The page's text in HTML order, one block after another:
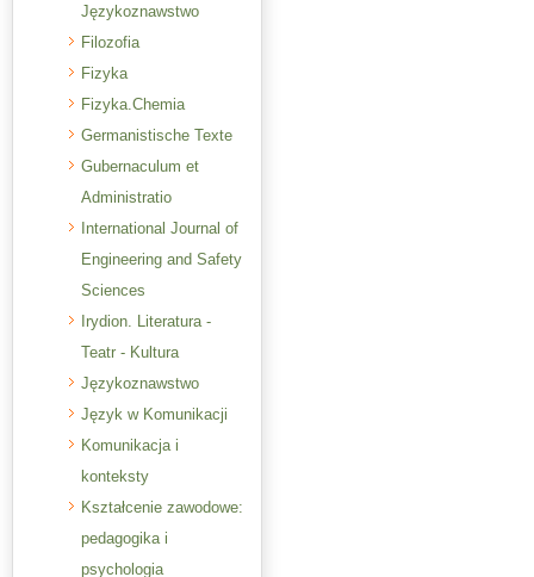
Językoznawstwo
Filozofia
Fizyka
Fizyka.Chemia
Germanistische Texte
Gubernaculum et
Administratio
International Journal of
Engineering and Safety
Sciences
Irydion. Literatura -
Teatr - Kultura
Językoznawstwo
Język w Komunikacji
Komunikacja i
konteksty
Kształcenie zawodowe:
pedagogika i
psychologia